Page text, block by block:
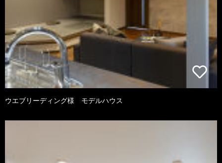
ウエブリーディング様 モデルハウス